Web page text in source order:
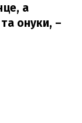
а
онуки, –